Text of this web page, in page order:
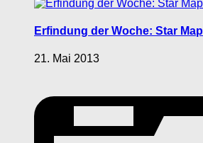
Erfindung der Woche: Star Map
21. Mai 2013